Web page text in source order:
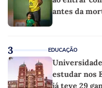
antes da
3 EDUCAÇÃO
estudar nos
já teve 29